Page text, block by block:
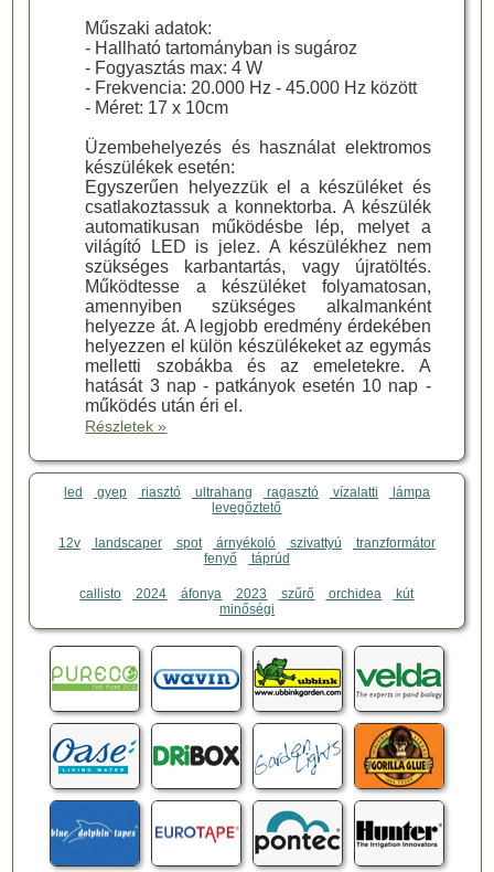
Műszaki adatok:
- Hallható tartományban is sugároz
- Fogyasztás max: 4 W
- Frekvencia: 20.000 Hz - 45.000 Hz között
- Méret: 17 x 10cm
Üzembehelyezés és használat elektromos
készülékek esetén:
Egyszerűen helyezzük el a készüléket és
csatlakoztassuk a konnektorba. A készülék
automatikusan működésbe lép, melyet a
világító LED is jelez. A készülékhez nem
szükséges karbantartás, vagy újratöltés.
Működtesse a készüléket folyamatosan,
amennyiben szükséges alkalmanként
helyezze át. A legjobb eredmény érdekében
helyezzen el külön készülékeket az egymás
melletti szobákba és az emeletekre. A
hatását 3 nap - patkányok esetén 10 nap -
működés után éri el.
Részletek »
led gyep riasztó ultrahang ragasztó vízalatti
lámpa
levegőztető
12v landscaper spot árnyékoló szivattyú
tranzformátor
fenyő
táprúd
callisto 2024 áfonya 2023 szűrő orchidea
kút
minőségi